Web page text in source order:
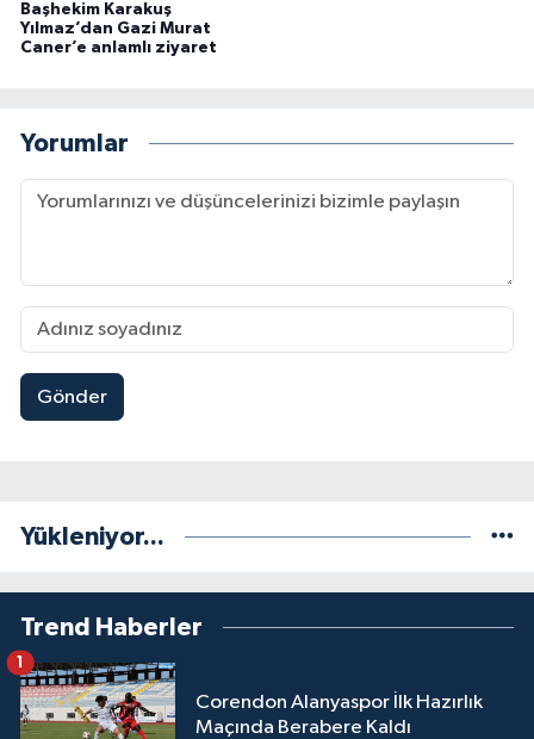
Başhekim Karakuş
Yılmaz’dan Gazi Murat
Caner’e anlamlı ziyaret
Yorumlar
Gönder
Yükleniyor...
Trend Haberler
Corendon Alanyaspor İlk Hazırlık
Maçında Berabere Kaldı
1